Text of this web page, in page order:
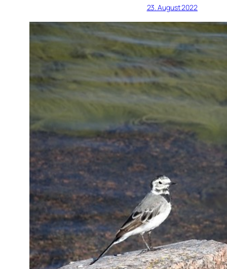
23. August 2022